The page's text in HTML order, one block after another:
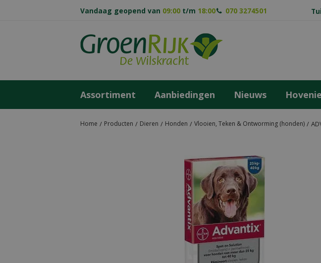
Home Producten Dieren Honden Vlooien, Teken & Ontworming (honden)
Vandaag geopend van 09:00 t/m 18:00 070 3274501
Assortiment Aanbiedingen Nieuws